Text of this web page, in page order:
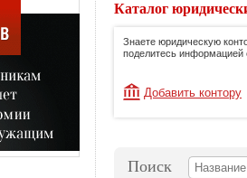
Каталог
Знаете юридическую
поделитесь информацией
Добавить контору
Поиск